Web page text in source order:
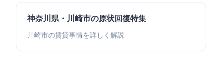
神奈川県・川崎市の原状回復特集
川崎市の賃貸事情を詳しく解説